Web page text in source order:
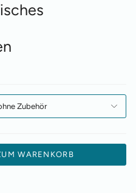
Zubehör
WARENKORB